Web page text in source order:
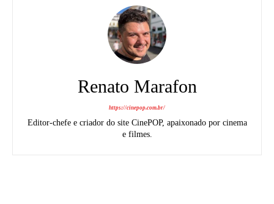
Renato Marafon
https://cinepop.com.br/
Editor-chefe e criador do site CinePOP, apaixonado por cinema
e filmes.